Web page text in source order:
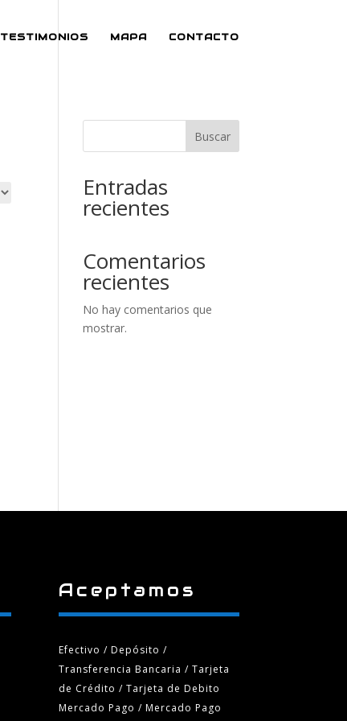
TESTIMONIOS MAPA CONTACTO
Buscar
Entradas
recientes
Comentarios
recientes
No hay comentarios que
mostrar.
Aceptamos
Efectivo / Depósito /
Transferencia Bancaria/ Tarjeta
de Crédito / Tarjeta de Debito
Mercado Pago / Mercado Pago